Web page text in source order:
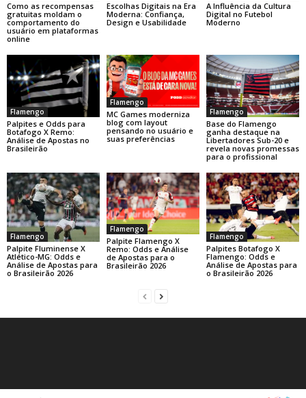
Como as recompensas
gratuitas moldam o
comportamento do
usuário em plataformas
online
Escolhas Digitais na Era
Moderna: Confiança,
Design e Usabilidade
A Influência da Cultura
Digital no Futebol
Moderno
Flamengo
Palpites e Odds para
Botafogo X Remo:
Análise de Apostas no
Brasileirão
Flamengo
MC Games moderniza
blog com layout
pensando no usuário e
suas preferências
Flamengo
Base do Flamengo
ganha destaque na
Libertadores Sub-20 e
revela novas promessas
para o profissional
Flamengo
Palpite Fluminense X
Atlético-MG: Odds e
Análise de Apostas para
o Brasileirão 2026
Flamengo
Palpite Flamengo X
Remo: Odds e Análise
de Apostas para o
Brasileirão 2026
Flamengo
Palpites Botafogo X
Flamengo: Odds e
Análise de Apostas para
o Brasileirão 2026